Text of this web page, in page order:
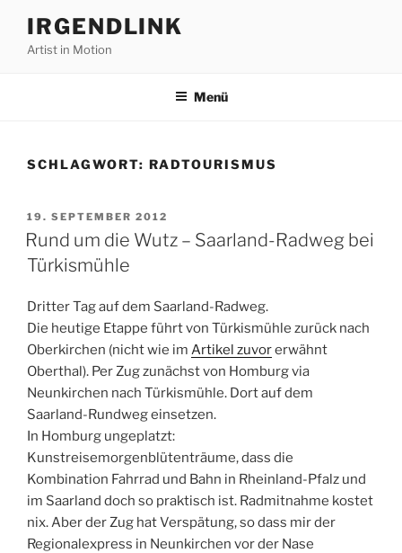
Inhalt
springen
IRGENDLINK
Artist in Motion
Menü
SCHLAGWORT: RADTOURISMUS
VERÖFFENTLICHT
AM
19. SEPTEMBER 2012
Rund um die Wutz – Saarland-Radweg bei
Türkismühle
Dritter Tag auf dem Saarland-Radweg.
Die heutige Etappe führt von Türkismühle zurück nach
Oberkirchen (nicht wie im Artikel zuvorerwähnt
Oberthal). Per Zug zunächst von Homburg via
Neunkirchen nach Türkismühle. Dort auf dem
Saarland-Rundweg einsetzen.
In Homburg ungeplatzt:
Kunstreisemorgenblütenträume, dass die
Kombination Fahrrad und Bahn in Rheinland-Pfalz und
im Saarland doch so praktisch ist. Radmitnahme kostet
nix. Aber der Zug hat Verspätung, so dass mir der
Regionalexpress in Neunkirchen vor der Nase